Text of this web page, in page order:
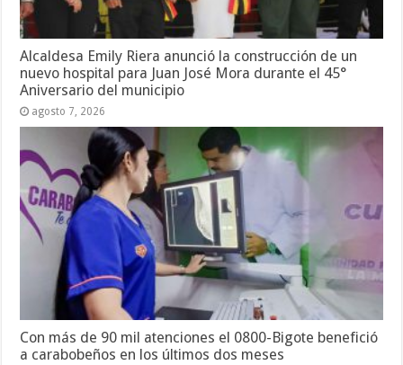
Alcaldesa Emily Riera anunció la construcción de un
nuevo hospital para Juan José Mora durante el 45°
Aniversario del municipio
agosto 7, 2026
Con más de 90 mil atenciones el 0800-Bigote benefició
a carabobeños en los últimos dos meses